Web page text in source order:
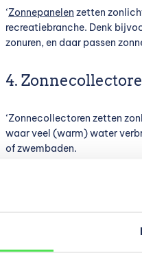
‘Zonnepanelen zetten
recreatiebranche. Denk
zonuren, en daar passen
4.
‘Zonnecollectoren zetten
waar veel (warm) water
of zwembaden.
gebruiken
produceren. Ze zijn
receptiegebouw/horeca op